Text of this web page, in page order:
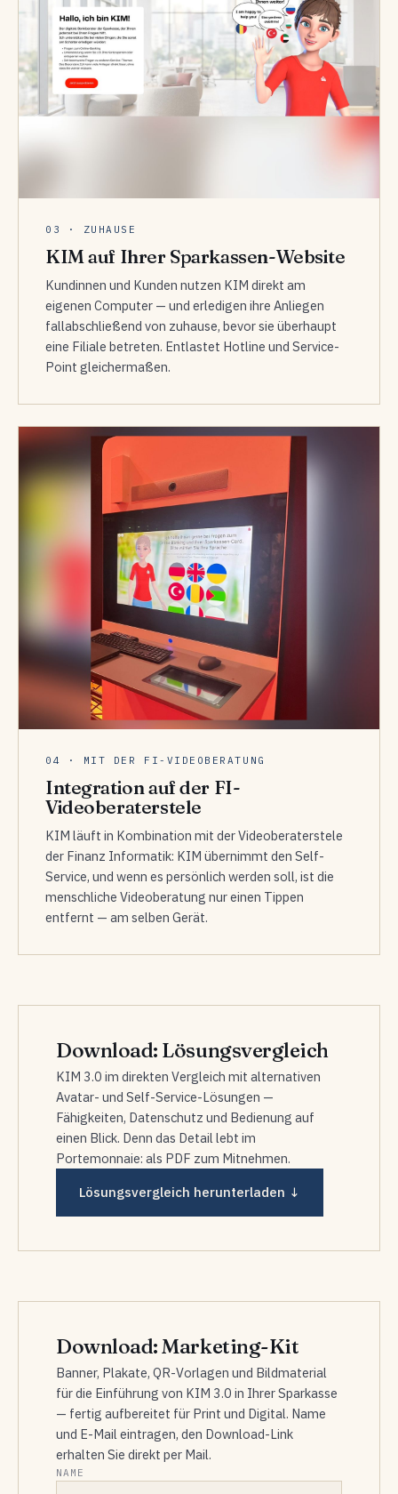
03 · ZUHAUSE
KIM auf Ihrer Sparkassen-Website
Kundinnen und Kunden nutzen KIM direkt am
eigenen Computer — und erledigen ihre Anliegen
fallabschließend von zuhause, bevor sie überhaupt
eine Filiale betreten. Entlastet Hotline und Service-
Point gleichermaßen.
04 · MIT DER FI-VIDEOBERATUNG
Integration auf der FI-
Videoberaterstele
KIM läuft in Kombination mit der Videoberaterstele
der Finanz Informatik: KIM übernimmt den Self-
Service, und wenn es persönlich werden soll, ist die
menschliche Videoberatung nur einen Tippen
entfernt — am selben Gerät.
Download: Lösungsvergleich
KIM 3.0 im direkten Vergleich mit alternativen
Avatar- und Self-Service-Lösungen —
Fähigkeiten, Datenschutz und Bedienung auf
einen Blick. Denn das Detail lebt im
Portemonnaie: als PDF zum Mitnehmen.
Lösungsvergleich herunterladen ↓
Download: Marketing-Kit
Banner, Plakate, QR-Vorlagen und Bildmaterial
für die Einführung von KIM 3.0 in Ihrer Sparkasse
— fertig aufbereitet für Print und Digital. Name
und E-Mail eintragen, den Download-Link
erhalten Sie direkt per Mail.
NAME